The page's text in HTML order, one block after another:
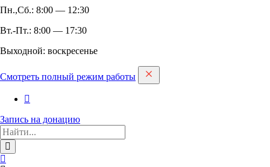
Пн.,Сб.: 8:00 — 12:30
Вт.-Пт.: 8:00 — 17:30
Выходной: воскресенье
Смотреть полный режим работы
Запись на дoнацию